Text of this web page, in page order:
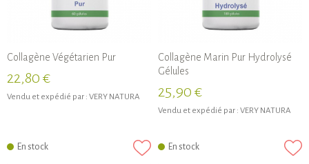
Collagène Végétarien Pur
22,80 €
Vendu et expédié par : VERY NATURA
En stock
Collagène Marin Pur Hydrolysé
Gélules
25,90 €
Vendu et expédié par : VERY NATURA
En stock